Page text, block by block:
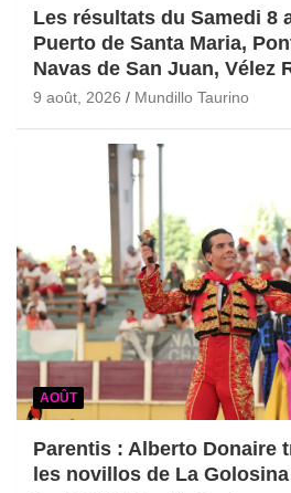
Les résultats du Samedi 8
Puerto de Santa Maria,
Navas de San Juan, Vélez
9 août, 2026 Mundillo Taurino
AOÛT
Parentis : Alberto Donaire
les novillos de La Golosina